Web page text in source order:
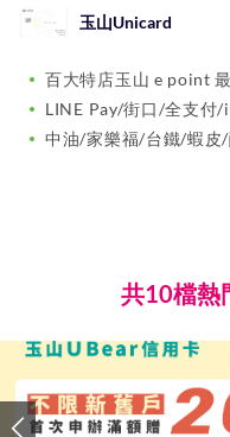
玉山Unicard
百大特店玉山 e point
LINE Pay/街口/全支付/
中油/家樂福/台鐵/蝦皮
共10檔熱